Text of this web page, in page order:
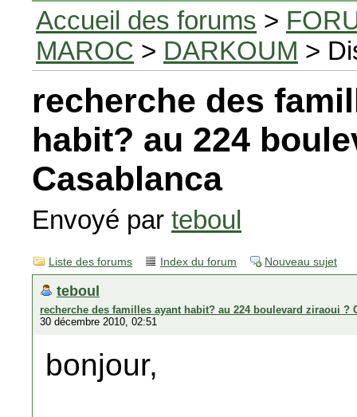
Accueil des forums >
MAROC > DARKOUM >
recherche des
habit? au 224
Casablanca
Envoyé par teboul
Liste des forums Index du forum Nouveau sujet
teboul
recherche des familles ayant habit? au 224 boulevard ziraoui ?
30 décembre 2010, 02:51
bonjour,